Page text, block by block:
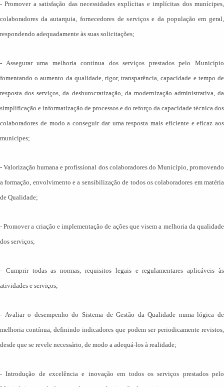
- Promover a satisfação das necessidades explícitas e implícitas dos munícipes,
colaboradores da autarquia, fornecedores de serviços e da população em geral,
respondendo adequadamente às suas solicitações;
- Assegurar uma melhoria contínua dos serviços prestados pelo Município
fomentando o aumento da qualidade, rigor, transparência, capacidade e tempo de
resposta dos serviços, da desburocratização, da modernização administrativa, da
simplificação e informatização de processos e do reforço da capacidade técnica dos
colaboradores de modo a conseguir dar uma resposta mais eficiente e eficaz aos
munícipes;
- Valorização humana e profissional dos colaboradores do Município, promovendo
a formação, envolvimento e a sensibilização de todos os colaboradores em matéria
de Qualidade;
- Promover a criação e implementação de ações que visem a melhoria da qualidade
dos serviços;
- Cumprir todas as normas, requisitos legais e regulamentares aplicáveis às
atividades e serviços;
- Avaliar o desempenho do Sistema de Gestão da Qualidade numa lógica de
melhoria contínua, definindo indicadores que podem ser periodicamente revistos,
desde que se revele necessário, de modo a adequá-los à realidade;
- Introdução de excelência e inovação em todos os serviços prestados pelo